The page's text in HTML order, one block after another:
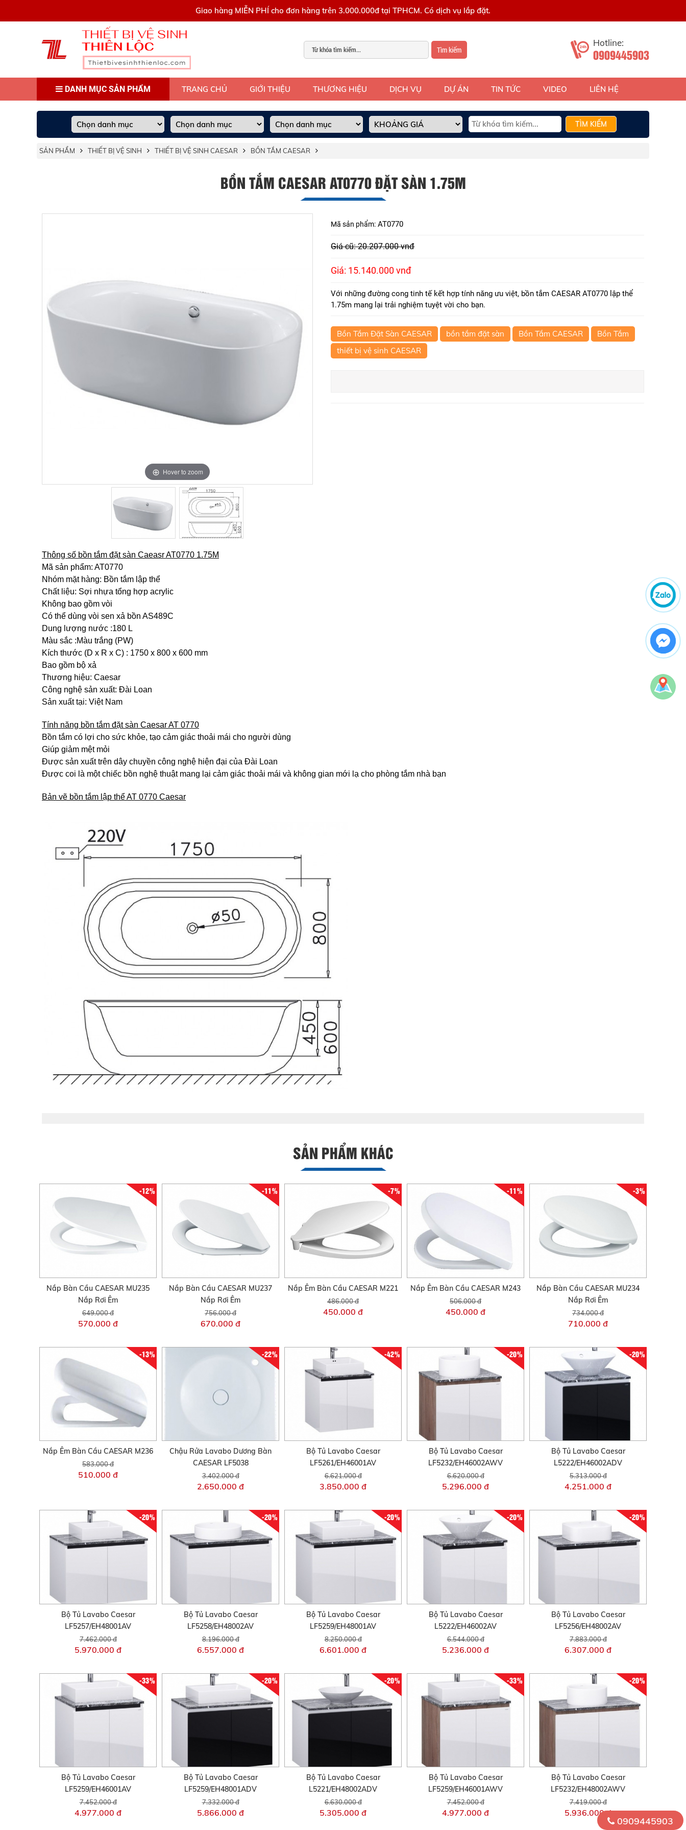
Giao hàng MIỄN PHÍ cho đơn hàng trên 3.000.000đ tại TPHCM. Có dịch vụ lắp đặt.
Tìm kiếm
Hotline:
0909445903
DANH MỤC SẢN PHẨM TRANG CHỦ GIỚI THIỆU THƯƠNG HIỆU DỊCH VỤ DỰ ÁN TIN TỨC VIDEO LIÊN HỆ
TÌM KIẾM
SẢN PHẨM THIẾT BỊ VỆ SINH THIẾT BỊ VỆ SINH CAESAR BỒN TẮM CAESAR
BỒN TẮM CAESAR AT0770 ĐẶT SÀN 1.75M
Hover to zoom
Hover to zoom
Mã sản phẩm: AT0770
Giá cũ: 20.207.000 vnđ
Giá: 15.140.000 vnđ
Với những đường cong tinh tế kết hợp tính năng ưu việt, bồn tắm CAESAR AT0770 lập thể
1.75m mang lại trải nghiệm tuyệt vời cho bạn.
Bồn Tắm Đặt Sàn CAESAR bồn tắm đặt sàn Bồn Tắm CAESAR
Bồn Tắm
thiết bị vệ sinh CAESAR
Thông số bồn tắm đặt sàn Caeasr AT0770 1.75M
Mã sản phẩm: AT0770
Nhóm mặt hàng: Bồn tắm lập thể
Chất liệu: Sợi nhựa tổng hợp acrylic
Không bao gồm vòi
Có thể dùng vòi sen xả bồn AS489C
Dung lượng nước :180 L
Màu sắc :Màu trắng (PW)
Kích thước (D x R x C) : 1750 x 800 x 600 mm
Bao gồm bộ xả
Thương hiệu: Caesar
Công nghệ sản xuất: Đài Loan
Sản xuất tại: Việt Nam
Tính năng bồn tắm đặt sàn Caesar AT 0770
Bồn tắm có lợi cho sức khỏe, tạo cảm giác thoải mái cho người dùng
Giúp giảm mệt mỏi
Được sản xuất trên dây chuyền công nghệ hiện đại của Đài Loan
Được coi là một chiếc bồn nghệ thuật mang lại cảm giác thoải mái và không gian mới lạ cho phòng tắm nhà bạn
Bản vẽ bồn tắm lập thể AT 0770 Caesar
SẢN PHẨM KHÁC
-12%
Nắp Bàn Cầu CAESAR MU235
Nắp Rơi Êm
649.000 đ
570.000 đ
-11%
Nắp Bàn Cầu CAESAR MU237
Nắp Rơi Êm
756.000 đ
670.000 đ
-7%
Nắp Êm Bàn Cầu CAESAR M221
486.000 đ
450.000 đ
-11%
Nắp Êm Bàn Cầu CAESAR M243
506.000 đ
450.000 đ
-3%
Nắp Bàn Cầu CAESAR MU234
Nắp Rơi Êm
734.000 đ
710.000 đ
-13%
Nắp Êm Bàn Cầu CAESAR M236
583.000 đ
510.000 đ
-22%
Chậu Rửa Lavabo Dương Bàn
CAESAR LF5038
3.402.000 đ
2.650.000 đ
-42%
Bộ Tủ Lavabo Caesar
LF5261/EH46001AV
6.621.000 đ
3.850.000 đ
-20%
Bộ Tủ Lavabo Caesar
LF5232/EH46002AWV
6.620.000 đ
5.296.000 đ
-20%
Bộ Tủ Lavabo Caesar
L5222/EH46002ADV
5.313.000 đ
4.251.000 đ
-20%
Bộ Tủ Lavabo Caesar
LF5257/EH48001AV
7.462.000 đ
5.970.000 đ
-20%
Bộ Tủ Lavabo Caesar
LF5258/EH48002AV
8.196.000 đ
6.557.000 đ
-20%
Bộ Tủ Lavabo Caesar
LF5259/EH48001AV
8.250.000 đ
6.601.000 đ
-20%
Bộ Tủ Lavabo Caesar
L5222/EH46002AV
6.544.000 đ
5.236.000 đ
-20%
Bộ Tủ Lavabo Caesar
LF5256/EH48002AV
7.883.000 đ
6.307.000 đ
-33%
Bộ Tủ Lavabo Caesar
LF5259/EH46001AV
7.452.000 đ
4.977.000 đ
-20%
Bộ Tủ Lavabo Caesar
LF5259/EH48001ADV
7.332.000 đ
5.866.000 đ
-20%
Bộ Tủ Lavabo Caesar
L5221/EH48002ADV
6.630.000 đ
5.305.000 đ
-33%
Bộ Tủ Lavabo Caesar
LF5259/EH46001AWV
7.452.000 đ
4.977.000 đ
-20%
Bộ Tủ Lavabo Caesar
LF5232/EH48002AWV
7.419.000 đ
5.936.000 đ
0909445903